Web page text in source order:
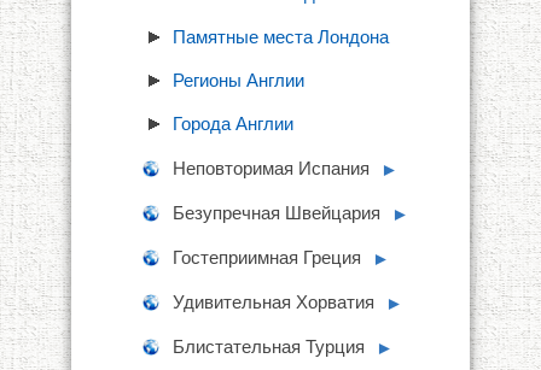
Памятные места Лондона
Регионы Англии
Города Англии
Неповторимая Испания ►
Безупречная Швейцария ►
Гостеприимная Греция ►
Удивительная Хорватия ►
Блистательная Турция ►